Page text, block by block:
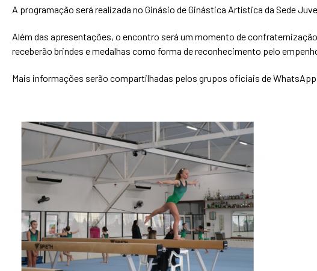
A programação será realizada no Ginásio de Ginástica Artística da Sede
Além das apresentações, o encontro será um momento de
receberão brindes e medalhas como forma de reconhecimento pelo
Mais informações serão compartilhadas pelos grupos oficiais de WhatsApp